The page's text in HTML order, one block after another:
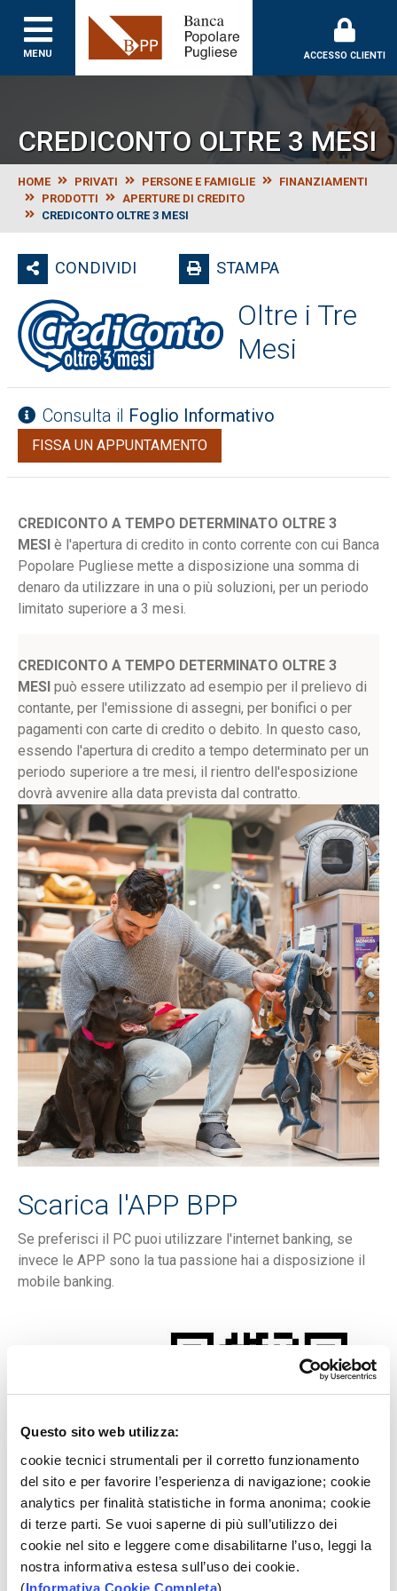
Questo sito web utilizza:
cookie tecnici strumentali per il corretto funzionamento
del sito e per favorire l’esperienza di navigazione; cookie
analytics per finalità statistiche in forma anonima; cookie
di terze parti. Se vuoi saperne di più sull’utilizzo dei
cookie nel sito e leggere come disabilitarne l’uso, leggi la
nostra informativa estesa sull’uso dei cookie.
(Informativa Cookie Completa)
MENU
Banca Popolare
ACCESSO CLIENTI
CREDICONTO OLTRE 3 MESI
HOME PRIVATI PERSONE E FAMIGLIE
FINANZIAMENTI
PRODOTTI
APERTURE DI CREDITO
CREDICONTO OLTRE 3 MESI
CONDIVIDI STAMPA
Oltre i Tre
Mesi
Consulta il Foglio Informativo
FISSA UN APPUNTAMENTO
CREDICONTO A TEMPO DETERMINATO OLTRE 3
MESI è l'apertura di credito in conto corrente con cui Banca
Popolare Pugliese mette a disposizione una somma di
denaro da utilizzare in una o più soluzioni, per un periodo
limitato superiore a 3 mesi.
CREDICONTO A TEMPO DETERMINATO OLTRE 3
MESI può essere utilizzato ad esempio per il prelievo di
contante, per l'emissione di assegni, per bonifici o per
pagamenti con carte di credito o debito. In questo caso,
essendo l'apertura di credito a tempo determinato per un
periodo superiore a tre mesi, il rientro dell'esposizione
dovrà avvenire alla data prevista dal contratto.
Scarica l'APP BPP
Se preferisci il PC puoi utilizzare l'internet banking, se
invece le APP sono la tua passione hai a disposizione il
mobile banking.
Consulta ilFoglio Informativo